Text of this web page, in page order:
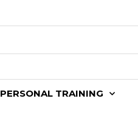
PERSONAL TRAINING